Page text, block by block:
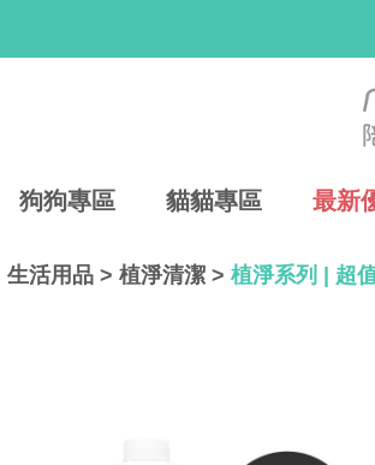
狗狗專區 貓貓專區 最新
生活用品 > 植淨清潔 > 植淨系列 | 超